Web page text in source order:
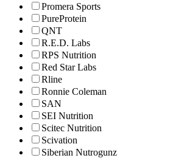
Promera Sports
PureProtein
QNT
R.E.D. Labs
RPS Nutrition
Red Star Labs
Rline
Ronnie Coleman
SAN
SEI Nutrition
Scitec Nutrition
Scivation
Siberian Nutrogunz